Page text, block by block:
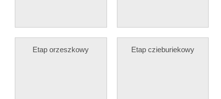
Etap orzeszkowy Etap czieburiekowy